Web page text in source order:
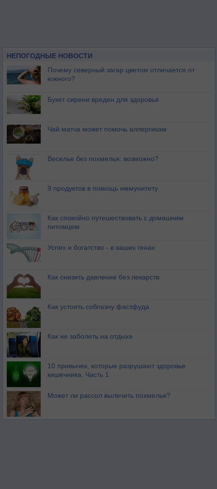
НЕПОГОДНЫЕ НОВОСТИ
Почему северный загар цветом отличается от
южного?
Букет сирени вреден для здоровья
Чай матча может помочь аллергикам
Веселье без похмелья: возможно?
9 продуктов в помощь иммунитету
Как спокойно путешествовать с домашним
питомцем
Успех и богатство - в ваших генах
Как снизить давление без лекарств
Как устоять соблазну фастфуда
Как не заболеть на отдыхе
10 привычек, которые разрушают здоровье
кишечника. Часть 1
Может ли рассол вылечить похмелье?